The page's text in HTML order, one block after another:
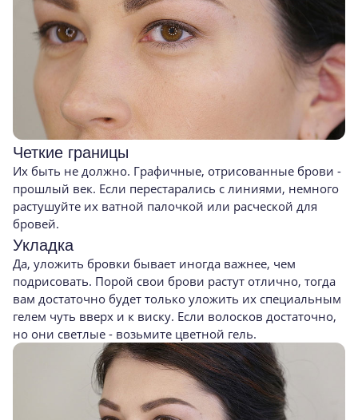
Четкие границы
Их быть не должно. Графичные, отрисованные брови -
прошлый век. Если перестарались с линиями, немного
растушуйте их ватной палочкой или расческой для
бровей.
Укладка
Да, уложить бровки бывает иногда важнее, чем
подрисовать. Порой свои брови растут отлично, тогда
вам достаточно будет только уложить их специальным
гелем чуть вверх и к виску. Если волосков достаточно,
но они светлые - возьмите цветной гель.